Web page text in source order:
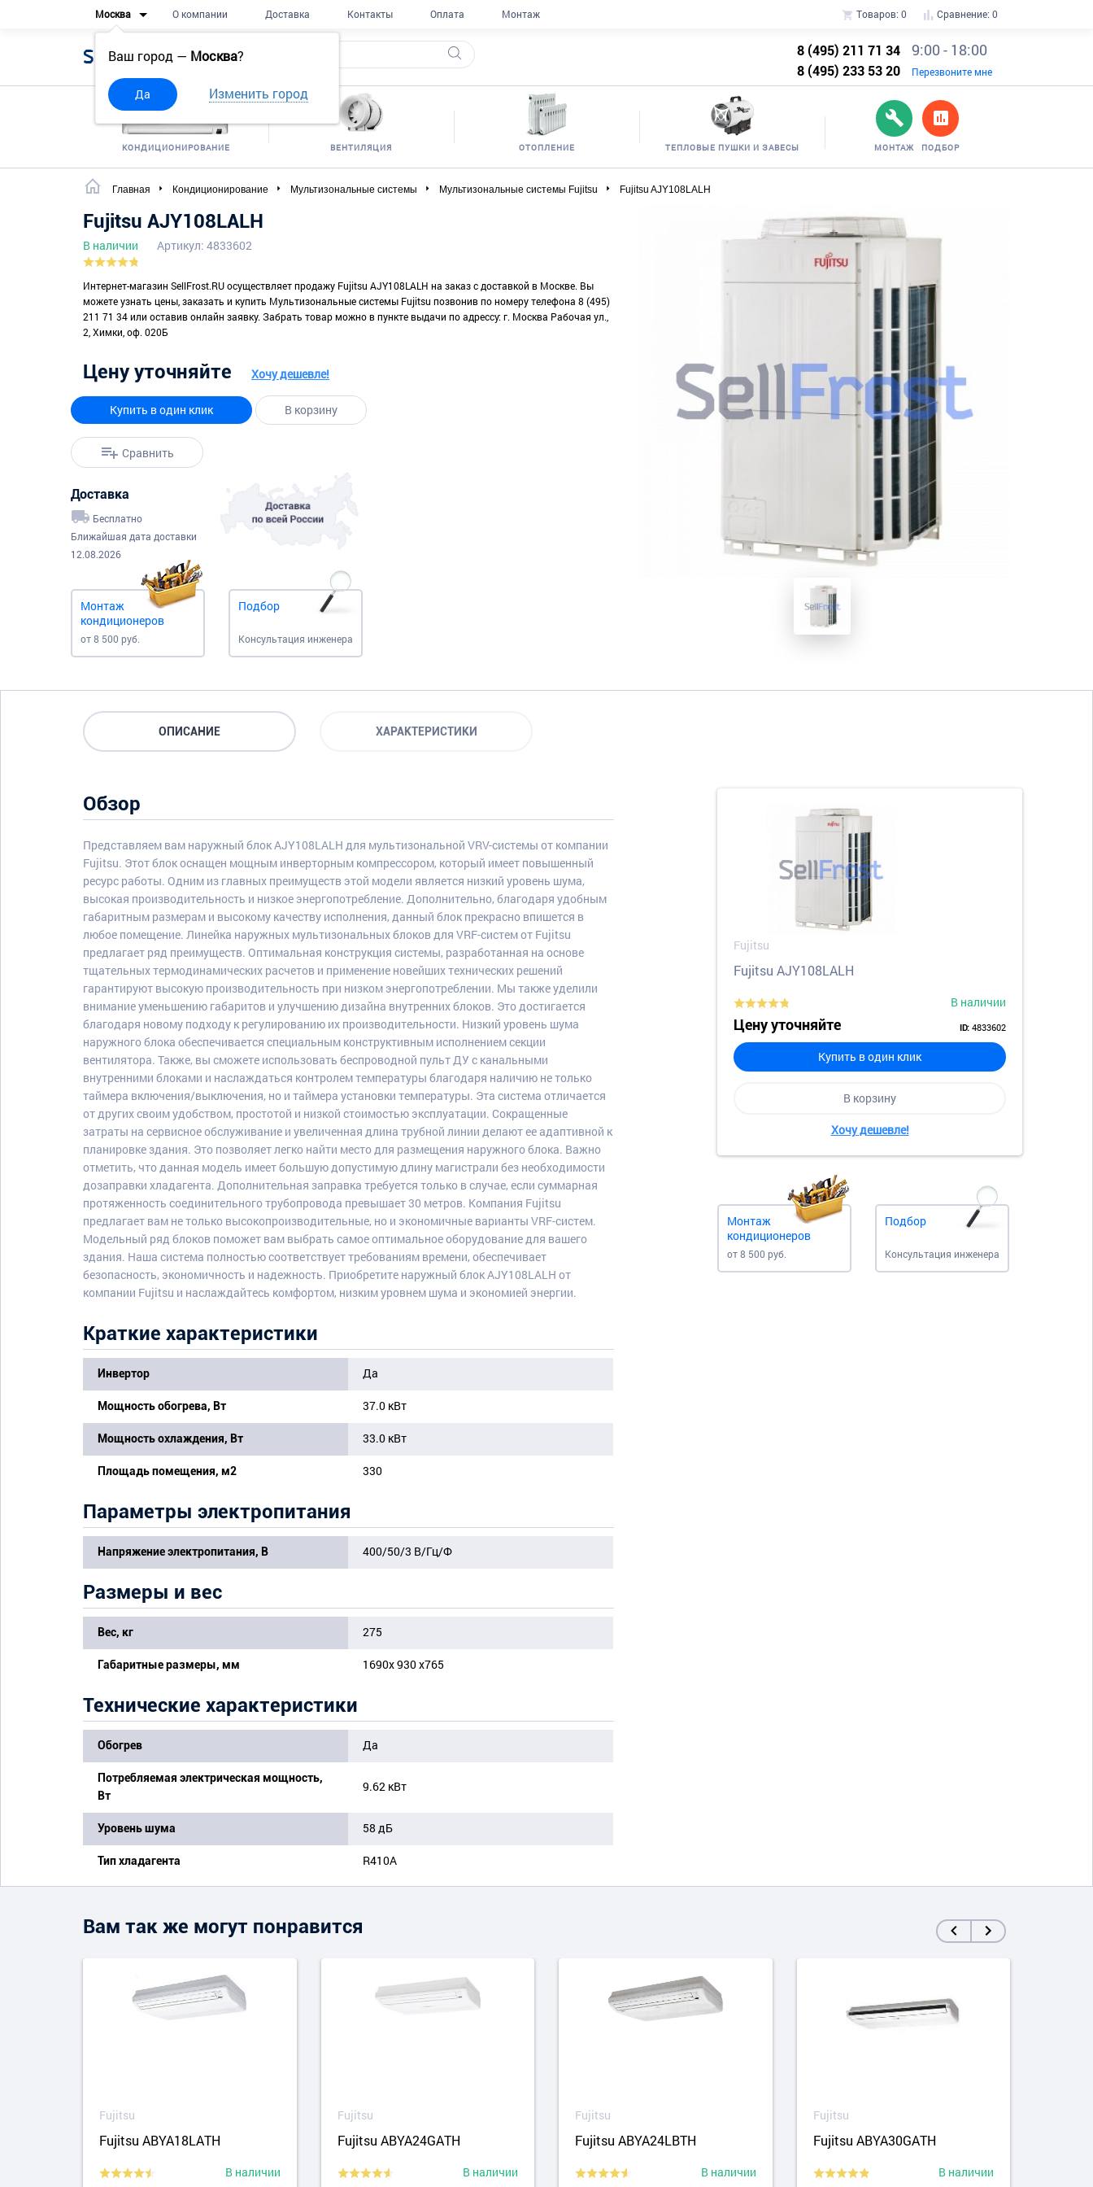
Москва
Ваш город — Москва?
Да Изменить город
О компании Доставка Контакты Оплата Монтаж Товаров: 0 Сравнение: 0
SellFrost
8 (495) 211 71 34
8 (495) 233 53 20
9:00 - 18:00
Перезвоните мне
КОНДИЦИОНИРОВАНИЕ ВЕНТИЛЯЦИЯ ОТОПЛЕНИЕ ТЕПЛОВЫЕ ПУШКИ И ЗАВЕСЫ МОНТАЖ ПОДБОР
Главная Кондиционирование Мультизональные системы Мультизональные системы Fujitsu Fujitsu AJY108LALH
Fujitsu AJY108LALH
В наличии Артикул: 4833602
Интернет-магазин SellFrost.RU осуществляет продажу Fujitsu AJY108LALH на заказ с доставкой в Москве. Вы
можете узнать цены, заказать и купить Мультизональные системы Fujitsu позвонив по номеру телефона 8 (495)
211 71 34 или оставив онлайн заявку. Забрать товар можно в пункте выдачи по адрессу: г. Москва Рабочая ул.,
2, Химки, оф. 020Б
Цену уточняйте Хочу дешевле!
Купить в один клик В корзину
Сравнить
Доставка
Бесплатно
Ближайшая дата доставки
12.08.2026
Монтаж
кондиционеров
от 8 500 руб.
Подбор
Консультация инженера
ОПИСАНИЕ ХАРАКТЕРИСТИКИ
Обзор
Представляем вам наружный блок AJY108LALH для мультизональной VRV-системы от компании
Fujitsu. Этот блок оснащен мощным инверторным компрессором, который имеет повышенный
ресурс работы. Одним из главных преимуществ этой модели является низкий уровень шума,
высокая производительность и низкое энергопотребление. Дополнительно, благодаря удобным
габаритным размерам и высокому качеству исполнения, данный блок прекрасно впишется в
любое помещение. Линейка наружных мультизональных блоков для VRF-систем от Fujitsu
предлагает ряд преимуществ. Оптимальная конструкция системы, разработанная на основе
тщательных термодинамических расчетов и применение новейших технических решений
гарантируют высокую производительность при низком энергопотреблении. Мы также уделили
внимание уменьшению габаритов и улучшению дизайна внутренних блоков. Это достигается
благодаря новому подходу к регулированию их производительности. Низкий уровень шума
наружного блока обеспечивается специальным конструктивным исполнением секции
вентилятора. Также, вы сможете использовать беспроводной пульт ДУ с канальными
внутренними блоками и наслаждаться контролем температуры благодаря наличию не только
таймера включения/выключения, но и таймера установки температуры. Эта система отличается
от других своим удобством, простотой и низкой стоимостью эксплуатации. Сокращенные
затраты на сервисное обслуживание и увеличенная длина трубной линии делают ее адаптивной к
планировке здания. Это позволяет легко найти место для размещения наружного блока. Важно
отметить, что данная модель имеет большую допустимую длину магистрали без необходимости
дозаправки хладагента. Дополнительная заправка требуется только в случае, если суммарная
протяженность соединительного трубопровода превышает 30 метров. Компания Fujitsu
предлагает вам не только высокопроизводительные, но и экономичные варианты VRF-систем.
Модельный ряд блоков поможет вам выбрать самое оптимальное оборудование для вашего
здания. Наша система полностью соответствует требованиям времени, обеспечивает
безопасность, экономичность и надежность. Приобретите наружный блок AJY108LALH от
компании Fujitsu и наслаждайтесь комфортом, низким уровнем шума и экономией энергии.
Краткие характеристики
Инвертор Да
Мощность обогрева, Вт 37.0 кВт
Мощность охлаждения, Вт 33.0 кВт
Площадь помещения, м2 330
Параметры электропитания
Напряжение электропитания, В 400/50/3 В/Гц/Ф
Размеры и вес
Вес, кг 275
Габаритные размеры, мм 1690x 930 x765
Технические характеристики
Обогрев Да
Потребляемая электрическая мощность,
Вт
9.62 кВт
Уровень шума 58 дБ
Тип хладагента R410A
Fujitsu
Fujitsu AJY108LALH
В наличии
Цену уточняйте ID: 4833602
Купить в один клик
В корзину
Хочу дешевле!
Монтаж
кондиционеров
от 8 500 руб.
Подбор
Консультация инженера
Вам так же могут понравится
Fujitsu
Fujitsu ABYA18LATH
В наличии
Fujitsu
Fujitsu ABYA24GATH
В наличии
Fujitsu
Fujitsu ABYA24LBTH
В наличии
Fujitsu
Fujitsu ABYA30GATH
В наличии